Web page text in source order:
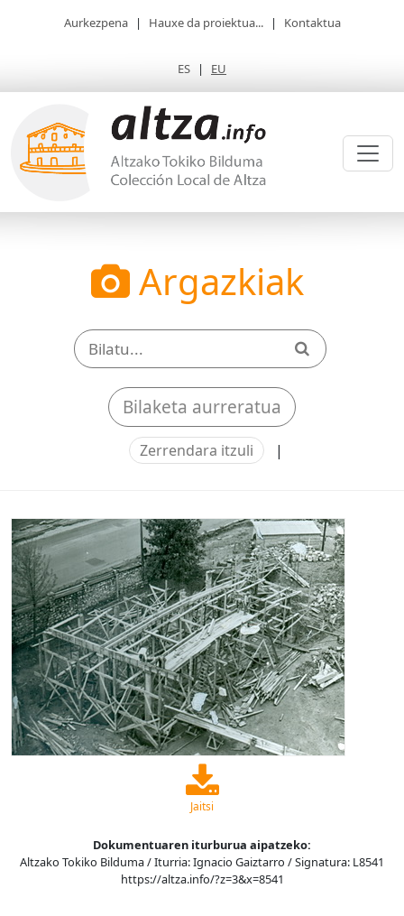
Aurkezpena | Hauxe da proiektua... | Kontaktua
ES | EU
Argazkiak
Bilaketa aurreratua
Zerrendara itzuli |
Jaitsi
Dokumentuaren iturburua aipatzeko:
Altzako Tokiko Bilduma / Iturria: Ignacio Gaiztarro / Signatura: L8541
https://altza.info/?z=3&x=8541